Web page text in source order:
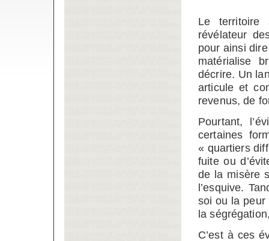
Le territoire
révélateur
pour ainsi
matérialise
décrire. Un
articule et
revenus, de
Pourtant,
certaines
« quartiers
fuite ou
de la misère
l’esquive.
soi ou la peur
la
C’est à ces